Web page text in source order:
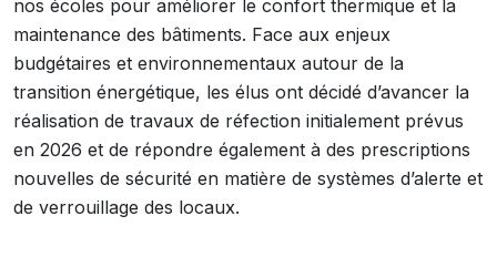
nos écoles pour améliorer le confort thermique et la
maintenance des bâtiments. Face aux enjeux
budgétaires et environnementaux autour de la
transition énergétique, les élus ont décidé d’avancer la
réalisation de travaux de réfection initialement prévus
en 2026 et de répondre également à des prescriptions
nouvelles de sécurité en matière de systèmes d’alerte et
de verrouillage des locaux.